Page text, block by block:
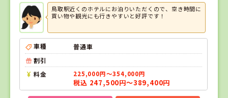
鳥取駅近くのホテルにお泊りいただくので、空き時間に
買い物や観光にも行きやすいと好評です！
車種
普通車
割引
料金
225,000円～354,000円
税込 247,500円～389,400円